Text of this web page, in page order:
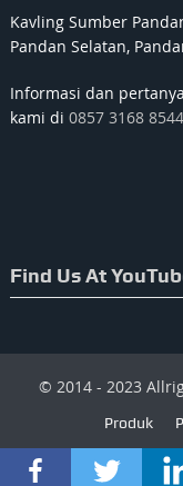
Kavling Sumber
Pandan Selatan,
Informasi dan
kami di 0857 3168 8544
Find Us At
© 2014 - 2023
Produk